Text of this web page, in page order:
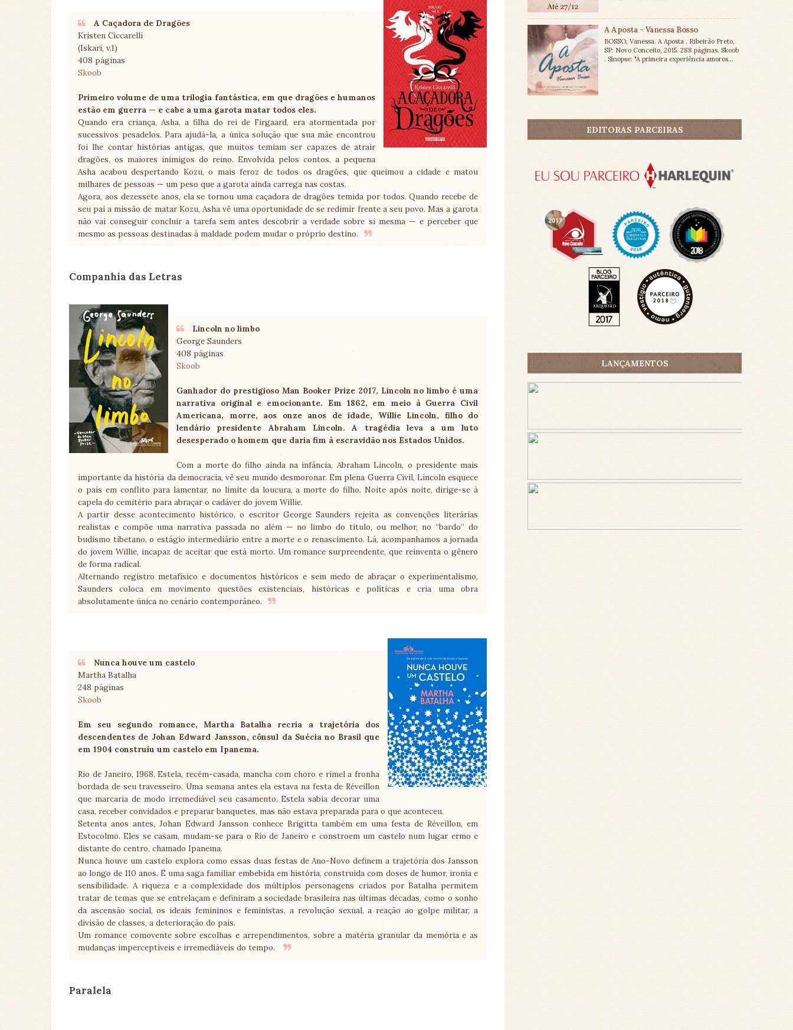
A Caçadora de Dragões
Kristen Ciccarelli
(Iskari, v.1)
408 páginas
Skoob
Primeiro volume de uma trilogia fantástica, em que dragões e humanos
estão em guerra — e cabe a uma garota matar todos eles.
Quando era criança, Asha, a filha do rei de Firgaard, era atormentada por
sucessivos pesadelos. Para ajudá-la, a única solução que sua mãe encontrou
foi lhe contar histórias antigas, que muitos temiam ser capazes de atrair
dragões, os maiores inimigos do reino. Envolvida pelos contos, a pequena
Asha acabou despertando Kozu, o mais feroz de todos os dragões, que queimou a cidade e matou
milhares de pessoas — um peso que a garota ainda carrega nas costas.
Agora, aos dezessete anos, ela se tornou uma caçadora de dragões temida por todos. Quando recebe de
seu pai a missão de matar Kozu, Asha vê uma oportunidade de se redimir frente a seu povo. Mas a garota
não vai conseguir concluir a tarefa sem antes descobrir a verdade sobre si mesma — e perceber que
mesmo as pessoas destinadas à maldade podem mudar o próprio destino.
Companhia das Letras
Lincoln no limbo
George Saunders
408 páginas
Skoob
Ganhador do prestigioso Man Booker Prize 2017, Lincoln no limbo é uma
narrativa original e emocionante. Em 1862, em meio à Guerra Civil
Americana, morre, aos onze anos de idade, Willie Lincoln, filho do
lendário presidente Abraham Lincoln. A tragédia leva a um luto
desesperado o homem que daria fim à escravidão nos Estados Unidos.
Com a morte do filho ainda na infância, Abraham Lincoln, o presidente mais
importante da história da democracia, vê seu mundo desmoronar. Em plena Guerra Civil, Lincoln esquece
o país em conflito para lamentar, no limite da loucura, a morte do filho. Noite após noite, dirige-se à
capela do cemitério para abraçar o cadáver do jovem Willie.
A partir desse acontecimento histórico, o escritor George Saunders rejeita as convenções literárias
realistas e compõe uma narrativa passada no além — no limbo do título, ou melhor, no “bardo” do
budismo tibetano, o estágio intermediário entre a morte e o renascimento. Lá, acompanhamos a jornada
do jovem Willie, incapaz de aceitar que está morto. Um romance surpreendente, que reinventa o gênero
de forma radical.
Alternando registro metafísico e documentos históricos e sem medo de abraçar o experimentalismo,
Saunders coloca em movimento questões existenciais, históricas e políticas e cria uma obra
absolutamente única no cenário contemporâneo.
Nunca houve um castelo
Martha Batalha
248 páginas
Skoob
Em seu segundo romance, Martha Batalha recria a trajetória dos
descendentes de Johan Edward Jansson, cônsul da Suécia no Brasil que
em 1904 construiu um castelo em Ipanema.
Rio de Janeiro, 1968. Estela, recém-casada, mancha com choro e rímel a fronha
bordada de seu travesseiro. Uma semana antes ela estava na festa de Réveillon
que marcaria de modo irremediável seu casamento. Estela sabia decorar uma
casa, receber convidados e preparar banquetes, mas não estava preparada para o que aconteceu.
Setenta anos antes, Johan Edward Jansson conhece Brigitta também em uma festa de Réveillon, em
Estocolmo. Eles se casam, mudam-se para o Rio de Janeiro e constroem um castelo num lugar ermo e
distante do centro, chamado Ipanema.
Nunca houve um castelo explora como essas duas festas de Ano-Novo definem a trajetória dos Jansson
ao longo de 110 anos. É uma saga familiar embebida em história, construída com doses de humor, ironia e
sensibilidade. A riqueza e a complexidade dos múltiplos personagens criados por Batalha permitem
tratar de temas que se entrelaçam e definiram a sociedade brasileira nas últimas décadas, como o sonho
da ascensão social, os ideais femininos e feministas, a revolução sexual, a reação ao golpe militar, a
divisão de classes, a deterioração do país.
Um romance comovente sobre escolhas e arrependimentos, sobre a matéria granular da memória e as
mudanças imperceptíveis e irremediáveis do tempo.
Paralela
A Aposta - Vanessa Bosso
BOSSO, Vanessa. A Aposta . Ribeirão Preto,
SP: Novo Conceito, 2015. 288 páginas. Skoob
. Sinopse: "A primeira experiência amoros...
EDITORAS PARCEIRAS
LANÇAMENTOS